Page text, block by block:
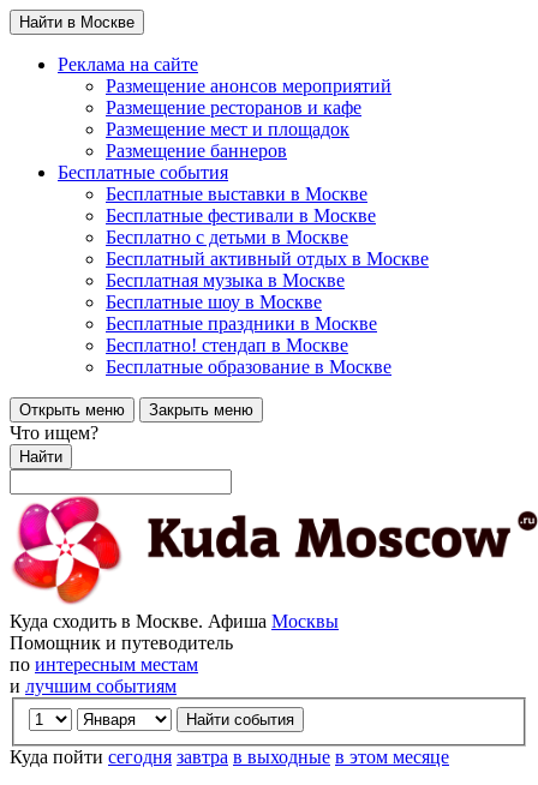
Найти в Москве
Реклама на сайте
Размещение анонсов мероприятий
Размещение ресторанов и кафе
Размещение мест и площадок
Размещение баннеров
Бесплатные события
Бесплатные выставки в Москве
Бесплатные фестивали в Москве
Бесплатно с детьми в Москве
Бесплатный активный отдых в Москве
Бесплатная музыка в Москве
Бесплатные шоу в Москве
Бесплатные праздники в Москве
Бесплатно! стендап в Москве
Бесплатные образование в Москве
Открыть меню Закрыть меню
Что ищем?
Найти
Куда сходить в Москве. Афиша Москвы
Помощник и путеводитель
по интересным местам
и лучшим событиям
Куда пойти сегодня завтра в выходные в этом месяце